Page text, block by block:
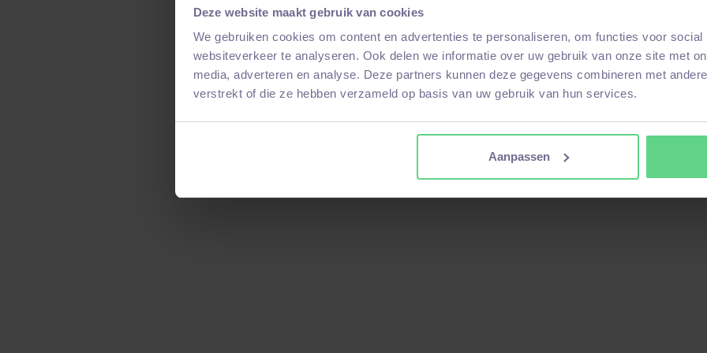
Deze website maakt gebruik van cookies
We gebruiken cookies om content en advertenties te personaliseren, om functies voor
websiteverkeer te analyseren. Ook delen we informatie over uw gebruik van onze site met
media, adverteren en analyse. Deze partners kunnen deze gegevens combineren met
verstrekt of die ze hebben verzameld op basis van uw gebruik van hun services.
Aanpassen